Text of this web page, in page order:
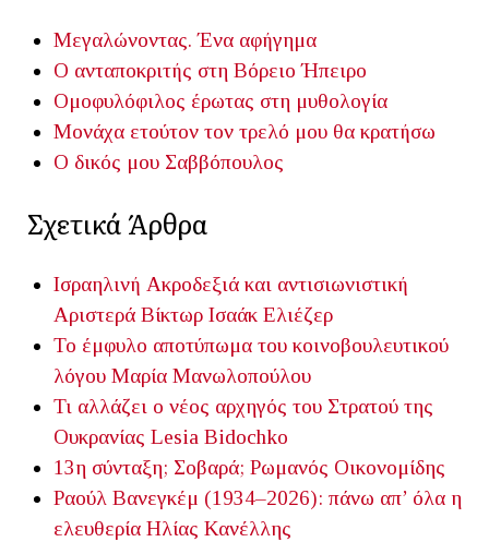
Μεγαλώνοντας. Ένα αφήγημα
Ο ανταποκριτής στη Βόρειο Ήπειρο
Ομοφυλόφιλος έρωτας στη μυθολογία
Μονάχα ετούτον τον τρελό μου θα κρατήσω
Ο δικός μου Σαββόπουλος
Σχετικά Άρθρα
Ισραηλινή Ακροδεξιά και αντισιωνιστική
Αριστερά Βίκτωρ Ισαάκ Ελιέζερ
Το έμφυλο αποτύπωμα του κοινοβουλευτικού
λόγου Μαρία Μανωλοπούλου
Τι αλλάζει ο νέος αρχηγός του Στρατού της
Ουκρανίας Lesia Bidochko
13η σύνταξη; Σοβαρά; Ρωμανός Οικονομίδης
Ραούλ Βανεγκέμ (1934–2026): πάνω απ’ όλα η
ελευθερία Ηλίας Κανέλλης